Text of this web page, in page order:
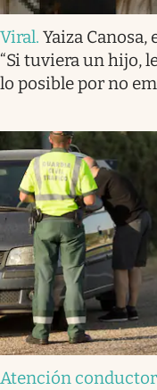
Viral. Yaiza
“Si tuviera un hijo,
lo posible por no
Atención